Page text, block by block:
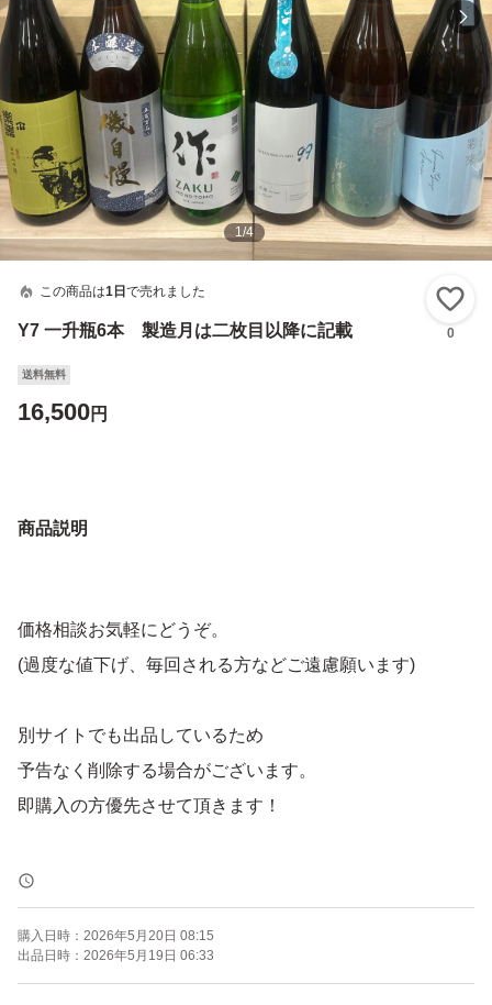
1/4
この商品は1日 で売れました
Y7 一升瓶6本 製造月は二枚目以降に記載 0
送料無料
16,500円
商品説明
価格相談お気軽にどうぞ。
(過度な値下げ、毎回される方などご遠慮願います)
別サイトでも出品しているため
予告なく削除する場合がございます。
即購入の方優先させて頂きます！
トラブル防止の為、返品、返金はお断りします。
よろしくお願いします！！
購入日時： 2026年5月20日 08:15
出品日時： 2026年5月19日 06:33